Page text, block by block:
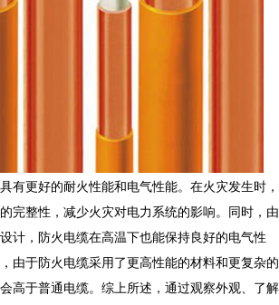
有更好的耐火性能和电气性能。在火灾发生时，
完整性，减少火灾对电力系统的影响。同时，由
计，防火电缆在高温下也能保持良好的电气性
由于防火电缆采用了更高性能的材料和更复杂的
高于普通电缆。综上所述，通过观察外观、了解